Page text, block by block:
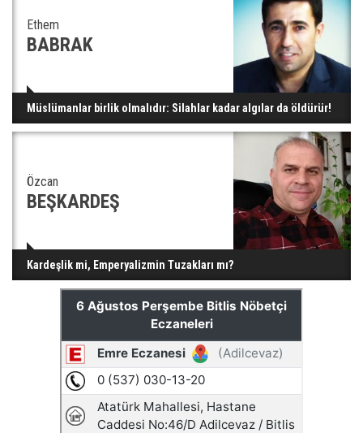
Ethem
BABRAK
Müslümanlar birlik olmalıdır: Silahlar kadar algılar da öldürür!
Özcan
BEŞKARDEŞ
Kardeşlik mi, Emperyalizmin Tuzakları mı?